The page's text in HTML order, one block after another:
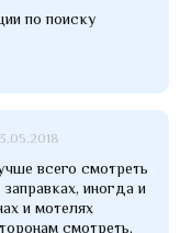
по поиску
всего смотреть
иногда и
и мотелях
смотреть,